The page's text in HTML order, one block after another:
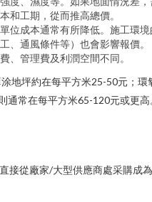
和工期，從而推高總價。
位成本通常有所降低。施工環
、通風條件等）也會影響報價。
、管理費及利潤空間不同。
涂地坪約在每平方米25-50元；環
通常在每平方米65-120元或更高
接從廠家/大型供應商處采購成